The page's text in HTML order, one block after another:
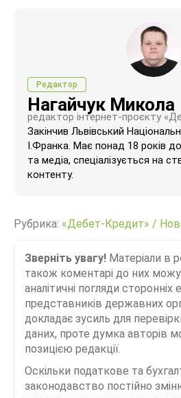
Редактор
Нагайчук Микола
редактор інтернет-проєкту
Закінчив Львівський
І.Франка. Має понад 18 років
та медіа, спеціалізується на
контенту.
Рубрика: «Дебет-Кредит» /
Зверніть увагу! Матеріали в
також коментарі до них
аналітичні погляди сторонніх
представників державних
докладає зусиль для
даних, проте думка авторів
позицією редакції.
Оскільки податкове та
законодавство постійно